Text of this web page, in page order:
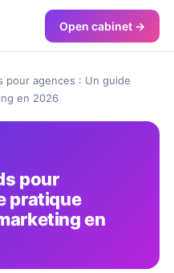
Open cabinet →
pour agences : Un guide
en 2026
pour
pratique
en